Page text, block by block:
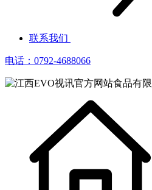
联系我们
电话：0792-4688066